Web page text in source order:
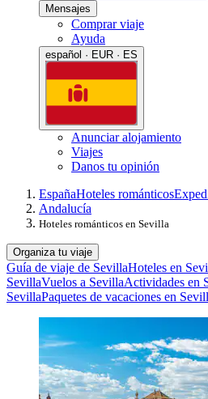
Mensajes
Comprar viaje
Ayuda
español · EUR · ES
Anunciar alojamiento
Viajes
Danos tu opinión
EspañaHoteles románticos
Andalucía
Hoteles románticos en Sevilla
Organiza tu viaje
Guía de viaje de SevillaHoteles en
SevillaVuelos a SevillaActividades en
SevillaPaquetes de vacaciones en